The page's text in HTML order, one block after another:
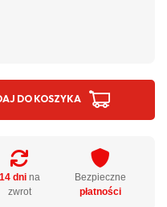
DO KOSZYKA
14 dnina
zwrot
Bezpieczne
płatności